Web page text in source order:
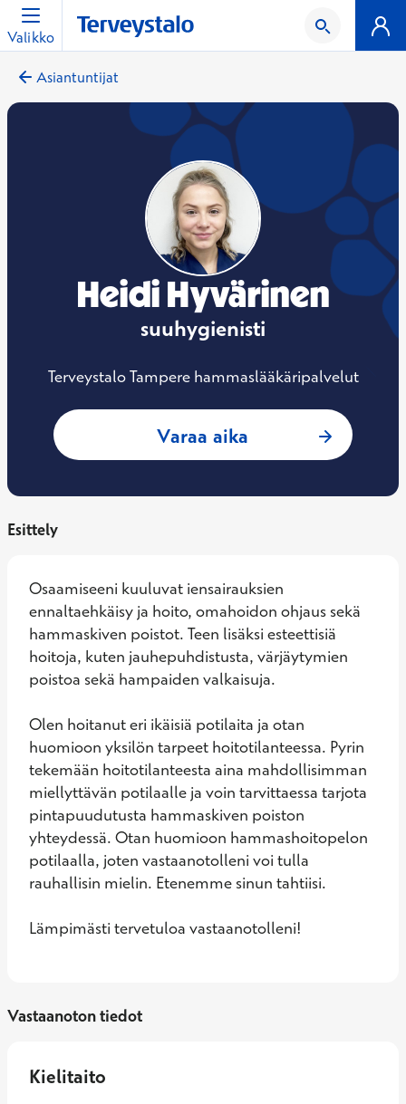
Valikko
Asiantuntijat
Heidi Hyvärinen
suuhygienisti
Terveystalo Tampere hammaslääkäripalvelut
Varaa aika : Heidi
Esittely
Osaamiseeni kuuluvat iensairauksien
ennaltaehkäisy ja hoito, omahoidon ohjaus sekä
hammaskiven poistot. Teen lisäksi esteettisiä
hoitoja, kuten jauhepuhdistusta, värjäytymien
poistoa sekä hampaiden valkaisuja.
Olen hoitanut eri ikäisiä potilaita ja otan
huomioon yksilön tarpeet hoitotilanteessa. Pyrin
tekemään hoitotilanteesta aina mahdollisimman
miellyttävän potilaalle ja voin tarvittaessa tarjota
pintapuudutusta hammaskiven poiston
yhteydessä. Otan huomioon hammashoitopelon
potilaalla, joten vastaanotolleni voi tulla
rauhallisin mielin. Etenemme sinun tahtiisi.
Lämpimästi tervetuloa vastaanotolleni!
Vastaanoton tiedot
Kielitaito